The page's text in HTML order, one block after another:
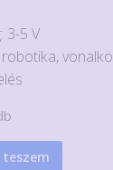
3-5 V